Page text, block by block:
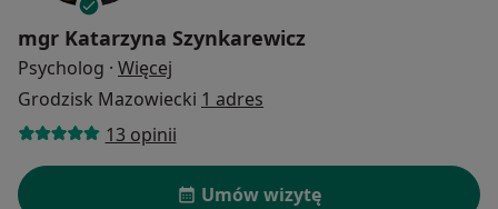
mgr Katarzyna Szynkarewicz
Psycholog · Więcej
Grodzisk Mazowiecki 1 adres
13 opinii
Umów wizytę